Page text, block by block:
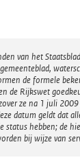
van het
de formele
de Rijkswet
ze na 1 juli
datum geldt dat
status hebben; de
bij wijze van